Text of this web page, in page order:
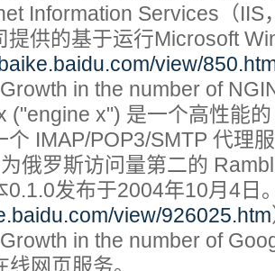
Information Services（IIS
提供的基于运行Microsoft
view/
in the number of
x") 是一个高性能的
个 IMAP/POP3/SMTP 代理
俄罗斯访问量第二的
0.1.0发布于2004年10月4日
view/926025.htm
in the number of
网页服务。